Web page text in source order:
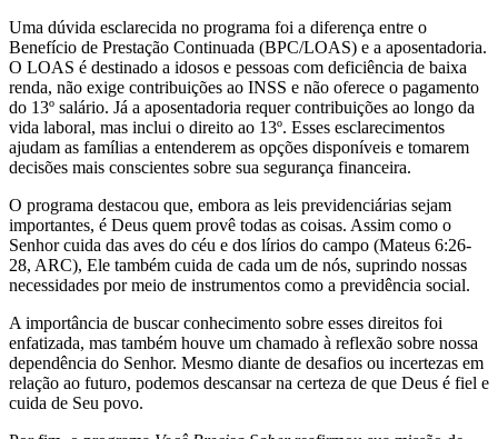
Uma dúvida esclarecida no programa foi a diferença entre o
Benefício de Prestação Continuada (BPC/LOAS) e a aposentadoria.
O LOAS é destinado a idosos e pessoas com deficiência de baixa
renda, não exige contribuições ao INSS e não oferece o pagamento
do 13º salário. Já a aposentadoria requer contribuições ao longo da
vida laboral, mas inclui o direito ao 13º. Esses esclarecimentos
ajudam as famílias a entenderem as opções disponíveis e tomarem
decisões mais conscientes sobre sua segurança financeira.
O programa destacou que, embora as leis previdenciárias sejam
importantes, é Deus quem provê todas as coisas. Assim como o
Senhor cuida das aves do céu e dos lírios do campo (Mateus 6:26-
28, ARC), Ele também cuida de cada um de nós, suprindo nossas
necessidades por meio de instrumentos como a previdência social.
A importância de buscar conhecimento sobre esses direitos foi
enfatizada, mas também houve um chamado à reflexão sobre nossa
dependência do Senhor. Mesmo diante de desafios ou incertezas em
relação ao futuro, podemos descansar na certeza de que Deus é fiel e
cuida de Seu povo.